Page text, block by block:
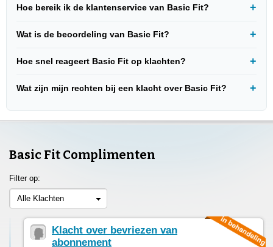
Hoe bereik ik de klantenservice van Basic Fit?
Wat is de beoordeling van Basic Fit?
Hoe snel reageert Basic Fit op klachten?
Wat zijn mijn rechten bij een klacht over Basic Fit?
Basic Fit Complimenten
Filter op:
Alle Klachten
Klacht over bevriezen van
abonnement